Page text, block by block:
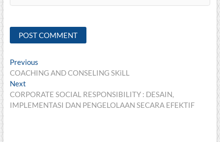
Post
navigation
PreviousPrevious
post:
COACHING AND CONSELING SKiLL
NextNext
post:
CORPORATE SOCIAL RESPONSIBILITY : DESAIN,
IMPLEMENTASI DAN PENGELOLAAN SECARA EFEKTIF